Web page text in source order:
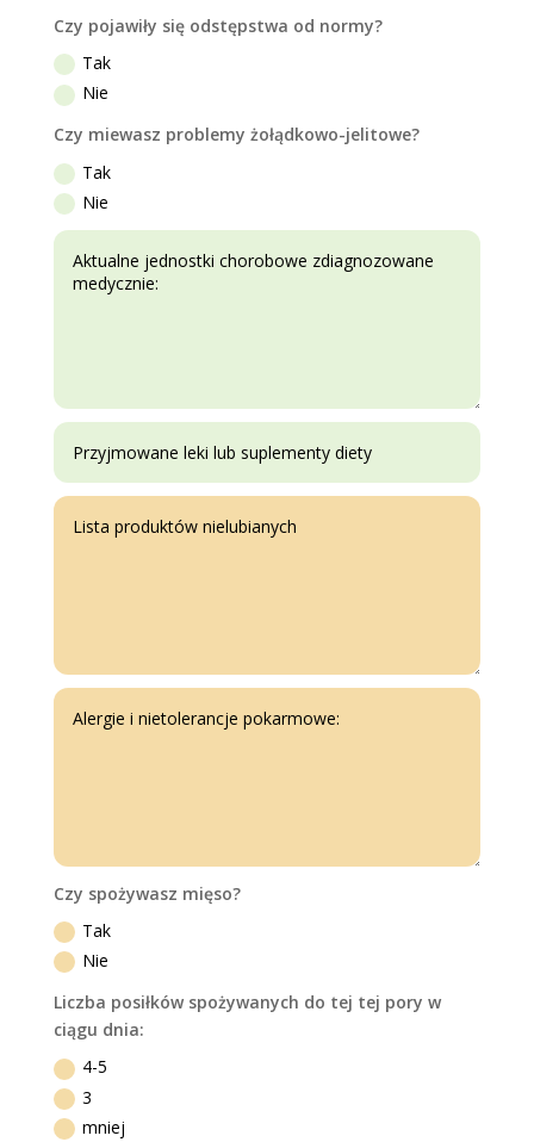
Czy pojawiły się odstępstwa od normy?
Tak
Nie
Czy miewasz problemy żołądkowo-jelitowe?
Tak
Nie
Czy spożywasz mięso?
Tak
Nie
Liczba posiłków spożywanych do tej tej pory w
ciągu dnia:
4-5
3
mniej